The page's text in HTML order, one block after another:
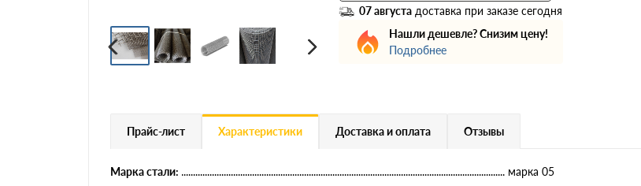
16
20
22
07 августа доставка при заказе сегодня
Нашли дешевле? Снизим цену!
Подробнее
Прайс-лист Характеристики Доставка и оплата Отзывы
Марка стали:
марка 05